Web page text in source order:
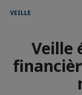
VEILLE
Veille